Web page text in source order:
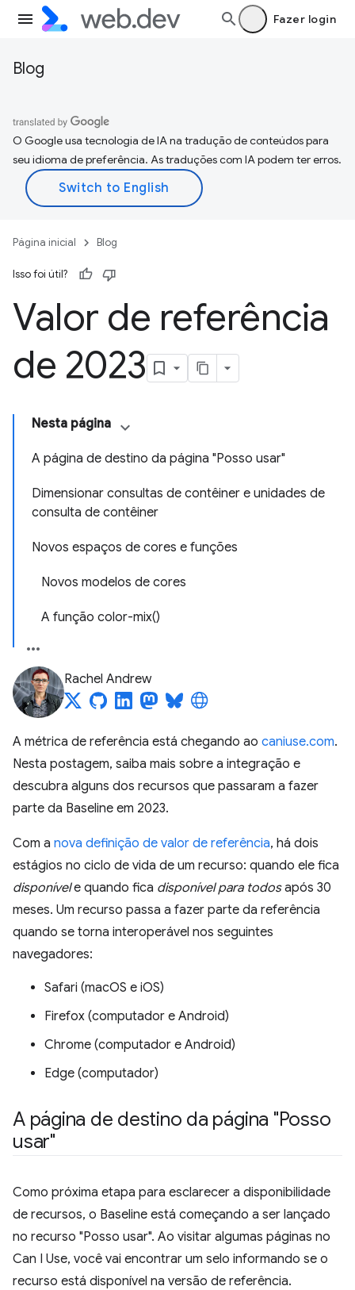
Fazer login
Blog
O Google usa tecnologia de IA na tradução de conteúdos para
seu idioma de preferência. As traduções com IA podem ter erros.
Página inicial Blog
Isso foi útil?
Valor de referência
de 2023
Nesta página
A página de destino da página "Posso usar"
Dimensionar consultas de contêiner e unidades de
consulta de contêiner
Novos espaços de cores e funções
Novos modelos de cores
A função color-mix()
Rachel Andrew
A métrica de referência está chegando ao caniuse.com.
Nesta postagem, saiba mais sobre a integração e
descubra alguns dos recursos que passaram a fazer
parte da Baseline em 2023.
Com a nova definição de valor de referência, há dois
estágios no ciclo de vida de um recurso: quando ele fica
disponívele quando fica disponível para todosapós 30
meses. Um recurso passa a fazer parte da referência
quando se torna interoperável nos seguintes
navegadores:
Safari (macOS e iOS)
Firefox (computador e Android)
Chrome (computador e Android)
Edge (computador)
A página de destino da página "Posso
usar"
Como próxima etapa para esclarecer a disponibilidade
de recursos, o Baseline está começando a ser lançado
no recurso "Posso usar". Ao visitar algumas páginas no
Can I Use, você vai encontrar um selo informando se o
recurso está disponível na versão de referência.